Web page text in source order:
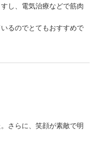
し、電気治療などで筋肉
るのでとてもおすすめで
さらに、笑顔が素敵で明